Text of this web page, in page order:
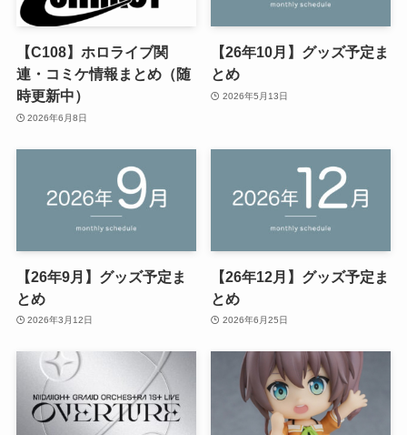
【C108】ホロライブ関
連・コミケ情報まとめ（随
時更新中）
2026年6月8日
【26年10月】グッズ予定ま
とめ
2026年5月13日
【26年9月】グッズ予定ま
とめ
2026年3月12日
【26年12月】グッズ予定ま
とめ
2026年6月25日